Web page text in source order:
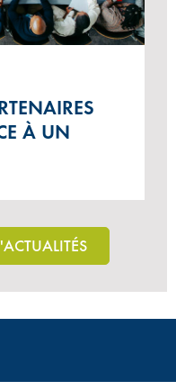
À UN